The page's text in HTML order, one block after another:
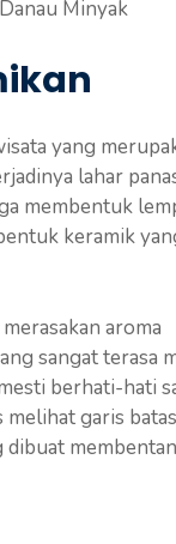
Minyak
yang
lahar
membentuk
keramik
aroma
sangat terasa
berhati-hati
melihat garis
dibuat